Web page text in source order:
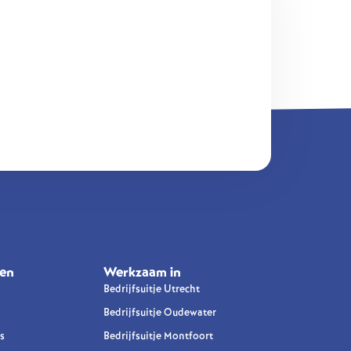
Werkzaam in
Bedrijfsuitje Utrecht
Bedrijfsuitje Oudewater
Bedrijfsuitje Montfoort